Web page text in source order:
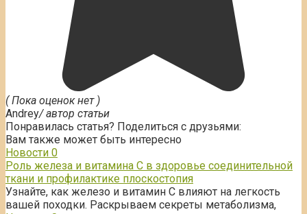
( Пока оценок нет )
Andrey/ автор статьи
Понравилась статья? Поделиться с друзьями:
Вам также может быть интересно
Новости 0
Роль железа и витамина С в здоровье соединительной
ткани и профилактике плоскостопия
Узнайте, как железо и витамин С влияют на легкость
вашей походки. Раскрываем секреты метаболизма,